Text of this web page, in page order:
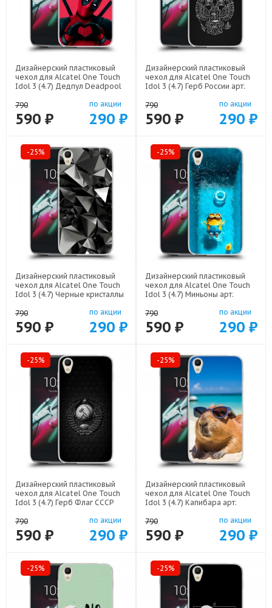
Дизайнерский пластиковый
чехол для Alcatel One Touch
Idol 3 (4.7) Дедпул Deadpool
790
590 ₽
по акции
290 ₽
Дизайнерский пластиковый
чехол для Alcatel One Touch
Idol 3 (4.7) Герб России арт:
790
590 ₽
по акции
290 ₽
-25%
Дизайнерский пластиковый
чехол для Alcatel One Touch
Idol 3 (4.7) Черные кристаллы
790
590 ₽
по акции
290 ₽
-25%
Дизайнерский пластиковый
чехол для Alcatel One Touch
Idol 3 (4.7) Миньоны арт:
790
590 ₽
по акции
290 ₽
-25%
Дизайнерский пластиковый
чехол для Alcatel One Touch
Idol 3 (4.7) Герб Флаг СССР
790
590 ₽
по акции
290 ₽
-25%
Дизайнерский пластиковый
чехол для Alcatel One Touch
Idol 3 (4.7) Капибара арт:
790
590 ₽
по акции
290 ₽
-25% -25%